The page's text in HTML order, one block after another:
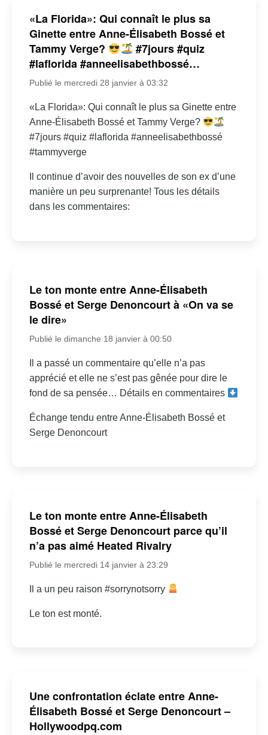
«La Florida»: Qui connaît le plus sa
Ginette entre Anne-Élisabeth Bossé et
Tammy Verge?
#7jours #quiz
#laflorida #anneelisabethbossé…
Publié le mercredi 28 janvier à 03:32
«La Florida»: Qui connaît le plus sa Ginette entre
Anne-Élisabeth Bossé et Tammy Verge?
#7jours #quiz #laflorida #anneelisabethbossé
#tammyverge
Il continue d’avoir des nouvelles de son ex d’une
manière un peu surprenante! Tous les détails
dans les commentaires:
Le ton monte entre Anne-Élisabeth
Bossé et Serge Denoncourt à «On va se
le dire»
Publié le dimanche 18 janvier à 00:50
Il a passé un commentaire qu’elle n’a pas
apprécié et elle ne s’est pas gênée pour dire le
fond de sa pensée… Détails en commentaires
Échange tendu entre Anne-Élisabeth Bossé et
Serge Denoncourt
Le ton monte entre Anne-Élisabeth
Bossé et Serge Denoncourt parce qu’il
n’a pas aimé Heated Rivalry
Publié le mercredi 14 janvier à 23:29
Il a un peu raison #sorrynotsorry
Le ton est monté.
Une confrontation éclate entre Anne-
Élisabeth Bossé et Serge Denoncourt –
Hollywoodpq.com